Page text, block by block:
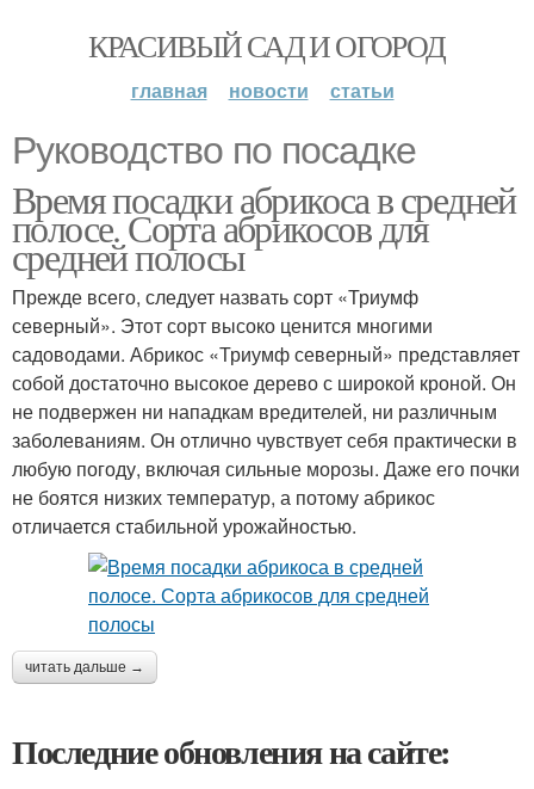
КРАСИВЫЙ САД И ОГОРОД
главная новости статьи
Руководство по посадке
Время посадки абрикоса в средней
полосе. Сорта абрикосов для
средней полосы
Прежде всего, следует назвать сорт «Триумф
северный». Этот сорт высоко ценится многими
садоводами. Абрикос «Триумф северный» представляет
собой достаточно высокое дерево с широкой кроной. Он
не подвержен ни нападкам вредителей, ни различным
заболеваниям. Он отлично чувствует себя практически в
любую погоду, включая сильные морозы. Даже его почки
не боятся низких температур, а потому абрикос
отличается стабильной урожайностью.
читать дальше →
Последние обновления на сайте: